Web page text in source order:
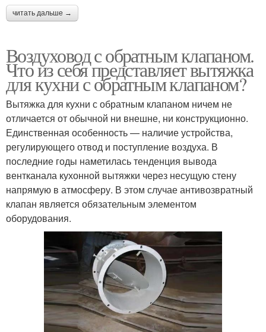
читать дальше →
Воздуховод с обратным клапаном.
Что из себя представляет вытяжка
для кухни с обратным клапаном?
Вытяжка для кухни с обратным клапаном ничем не
отличается от обычной ни внешне, ни конструкционно.
Единственная особенность — наличие устройства,
регулирующего отвод и поступление воздуха. В
последние годы наметилась тенденция вывода
вентканала кухонной вытяжки через несущую стену
напрямую в атмосферу. В этом случае антивозвратный
клапан является обязательным элементом
оборудования.